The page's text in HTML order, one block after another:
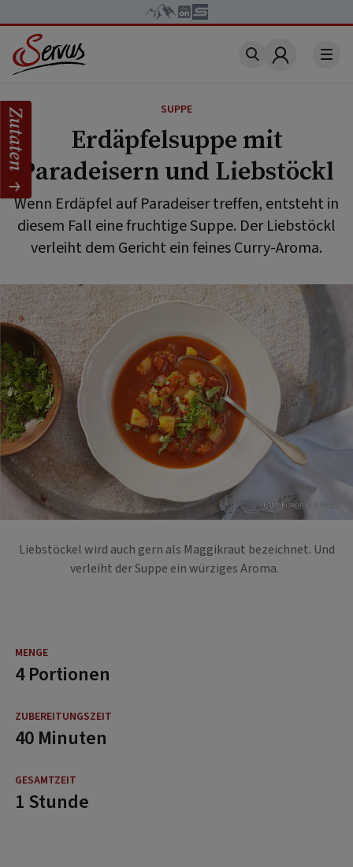
Account
SUPPE
Erdäpfelsuppe mit
Paradeisern und Liebstöckl
Wenn Erdäpfel auf Paradeiser treffen, entsteht in
diesem Fall eine fruchtige Suppe. Der Liebstöckl
verleiht dem Gericht ein feines Curry-Aroma.
Foto: Eisenhut & Mayer
Liebstöckel wird auch gern als Maggikraut bezeichnet. Und
verleiht der Suppe ein würziges Aroma.
4 Portionen
40 Minuten
1 Stunde
Zutaten